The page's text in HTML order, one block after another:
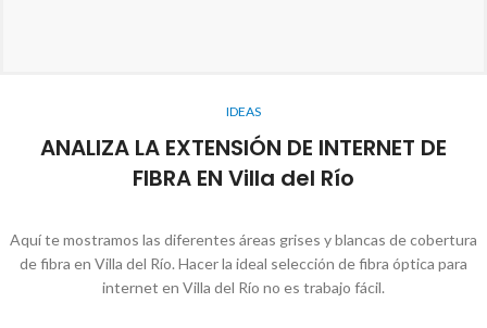
IDEAS
ANALIZA LA EXTENSIÓN DE INTERNET DE
FIBRA EN Villa del Río
Aquí te mostramos las diferentes áreas grises y blancas de cobertura
de fibra en Villa del Río. Hacer la ideal selección de fibra óptica para
internet en Villa del Río no es trabajo fácil.